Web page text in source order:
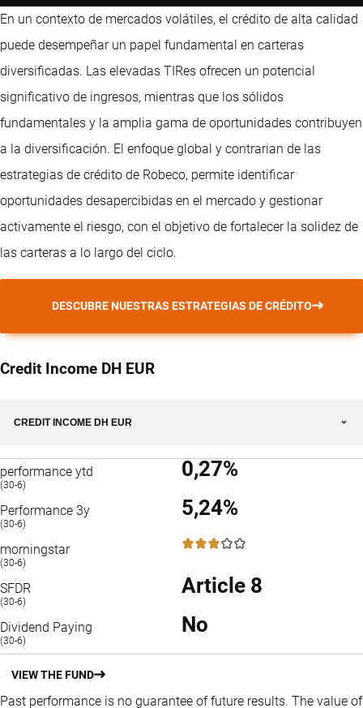
En un contexto de mercados volátiles, el crédito de alta calidad
puede desempeñar un papel fundamental en carteras
diversificadas. Las elevadas TIRes ofrecen un potencial
significativo de ingresos, mientras que los sólidos
fundamentales y la amplia gama de oportunidades contribuyen
a la diversificación. El enfoque global y contrarian de las
estrategias de crédito de Robeco, permite identificar
oportunidades desapercibidas en el mercado y gestionar
activamente el riesgo, con el objetivo de fortalecer la solidez de
las carteras a lo largo del ciclo.
DESCUBRE NUESTRAS ESTRATEGIAS DE CRÉDITO
Credit Income DH EUR
CREDIT INCOME DH EUR
performance ytd
(30-6)
0,27%
Performance 3y
(30-6)
5,24%
morningstar
(30-6)
3 / 5
SFDR
(30-6)
Article 8
Dividend Paying
(30-6)
No
VIEW THE FUND
Past performance is no guarantee of future results. The value of